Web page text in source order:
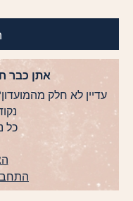
אתן כבר
כל